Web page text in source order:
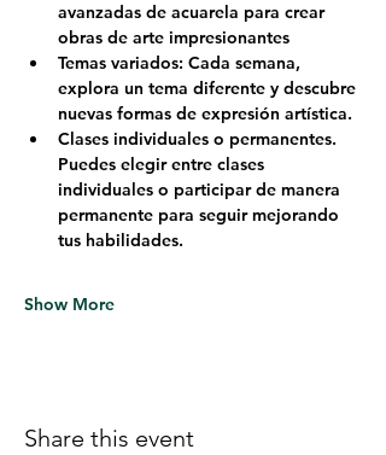
avanzadas de acuarela para crear
obras de arte impresionantes
Temas variados: Cada semana,
explora un tema diferente y descubre
nuevas formas de expresión artística.
Clases individuales o permanentes.
Puedes elegir entre clases
individuales o participar de manera
permanente para seguir mejorando
tus habilidades.
Show More
Share this event